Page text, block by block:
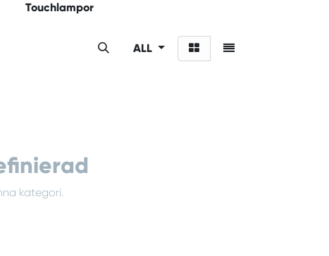
Touchlampor
ALL
kategori.